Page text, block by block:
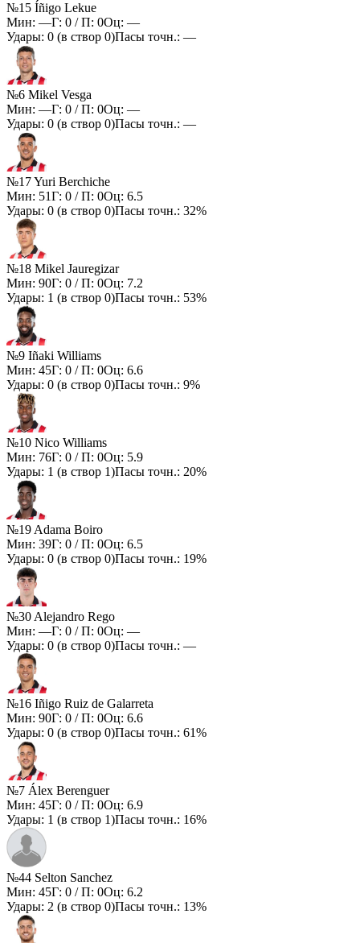
№15 Íñigo Lekue
Мин: —Г: 0 / П: 0Оц: —
Удары: 0 (в створ 0)Пасы точн.: —
№6 Mikel Vesga
Мин: —Г: 0 / П: 0Оц: —
Удары: 0 (в створ 0)Пасы точн.: —
№17 Yuri Berchiche
Мин: 51Г: 0 / П: 0Оц: 6.5
Удары: 0 (в створ 0)Пасы точн.: 32%
№18 Mikel Jauregizar
Мин: 90Г: 0 / П: 0Оц: 7.2
Удары: 1 (в створ 0)Пасы точн.: 53%
№9 Iñaki Williams
Мин: 45Г: 0 / П: 0Оц: 6.6
Удары: 0 (в створ 0)Пасы точн.: 9%
№10 Nico Williams
Мин: 76Г: 0 / П: 0Оц: 5.9
Удары: 1 (в створ 1)Пасы точн.: 20%
№19 Adama Boiro
Мин: 39Г: 0 / П: 0Оц: 6.5
Удары: 0 (в створ 0)Пасы точн.: 19%
№30 Alejandro Rego
Мин: —Г: 0 / П: 0Оц: —
Удары: 0 (в створ 0)Пасы точн.: —
№16 Iñigo Ruiz de Galarreta
Мин: 90Г: 0 / П: 0Оц: 6.6
Удары: 0 (в створ 0)Пасы точн.: 61%
№7 Álex Berenguer
Мин: 45Г: 0 / П: 0Оц: 6.9
Удары: 1 (в створ 1)Пасы точн.: 16%
№44 Selton Sanchez
Мин: 45Г: 0 / П: 0Оц: 6.2
Удары: 2 (в створ 0)Пасы точн.: 13%